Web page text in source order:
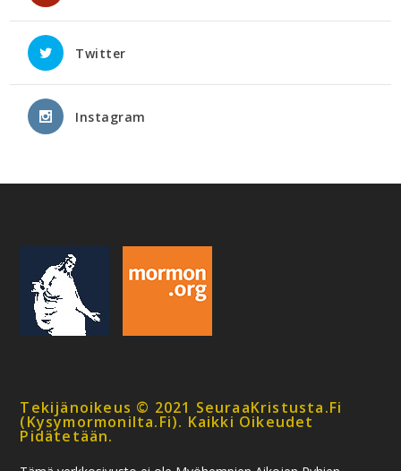
Twitter
Instagram
Tekijänoikeus © 2021 SeuraaKristusta.fi
(kysymormonilta.fi). Kaikki Oikeudet
Pidätetään.